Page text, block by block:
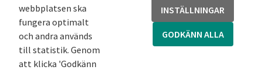
Bebyggelseregistret
Runor
Kringla
webbplatsen ska
fungera optimalt
och andra används
till statistik. Genom
att klicka 'Godkänn
INSTÄLLNINGAR
GODKÄNN ALLA